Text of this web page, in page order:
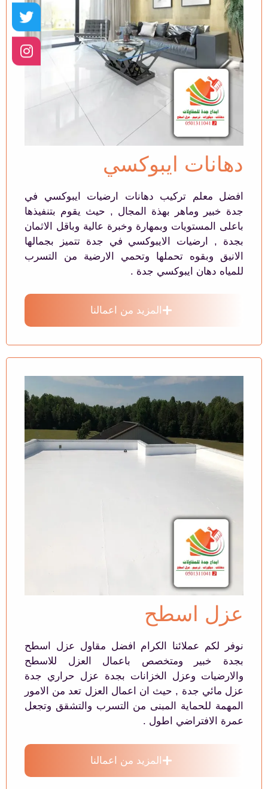
دهانات ايبوكسي
افضل معلم تركيب دهانات ارضيات ايبوكسي في
جدة خبير وماهر بهذة المجال , حيث يقوم بتنفيذها
باعلى المستويات وبمهارة وخبرة عالية وباقل الاثمان
بجدة , ارضيات الايبوكسي في جدة تتميز بجمالها
الانيق وبقوه تحملها وتحمي الارضية من التسرب
للمياه دهان ايبوكسي جدة .
المزيد من اعمالنا
عزل اسطح
نوفر لكم عملائنا الكرام افضل مقاول عزل اسطح
بجدة خبير ومتخصص باعمال العزل للاسطح
والارضيات وعزل الخزانات بجدة عزل حراري جدة
عزل مائي جدة , حيث ان اعمال العزل تعد من الامور
المهمة للحماية المبنى من التسرب والتشقق وتجعل
عمرة الافتراضي اطول .
المزيد من اعمالنا